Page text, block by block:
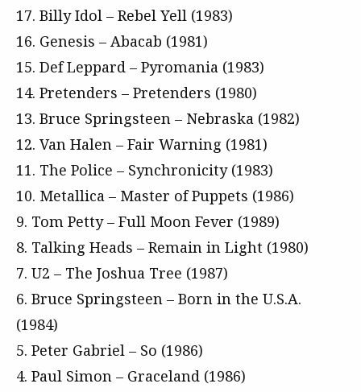
17. Billy Idol – Rebel Yell (1983)
16. Genesis – Abacab (1981)
15. Def Leppard – Pyromania (1983)
14. Pretenders – Pretenders (1980)
13. Bruce Springsteen – Nebraska (1982)
12. Van Halen – Fair Warning (1981)
11. The Police – Synchronicity (1983)
10. Metallica – Master of Puppets (1986)
9. Tom Petty – Full Moon Fever (1989)
8. Talking Heads – Remain in Light (1980)
7. U2 – The Joshua Tree (1987)
6. Bruce Springsteen – Born in the U.S.A.
(1984)
5. Peter Gabriel – So (1986)
4. Paul Simon – Graceland (1986)